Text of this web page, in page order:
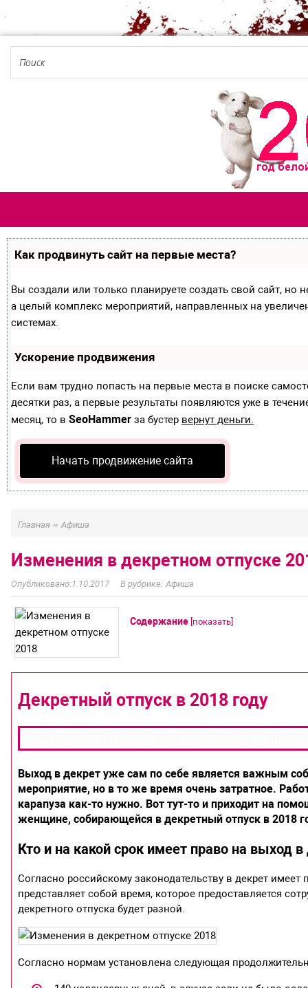
Как продвинуть сайт на первые места?
Вы создали или только планируете создать свой сайт, но
а целый комплекс мероприятий, направленных на
системах.
Ускорение продвижения
Если вам трудно попасть на первые места в поиске
десятки раз, а первые результаты появляются уже в
месяц, то в SeoHammer за бустер вернут деньги.
Начать продвижение сайта
Главная » Афиша
Изменения в декретном отпуске
1.10.2017 Афиша
Содержание [показать]
Декретный отпуск в 2018 году
Выход в декрет уже сам по себе является важным
мероприятие, но в то же время очень затратное.
карапуза как-то нужно. Вот тут-то и приходит на
женщине, собирающейся в декретный отпуск в 2018
Кто и на какой срок имеет право на выход
Согласно российскому законодательству в декрет
представляет собой время, которое предоставляется
декретного отпуска будет разной.
Согласно нормам установлена следующая